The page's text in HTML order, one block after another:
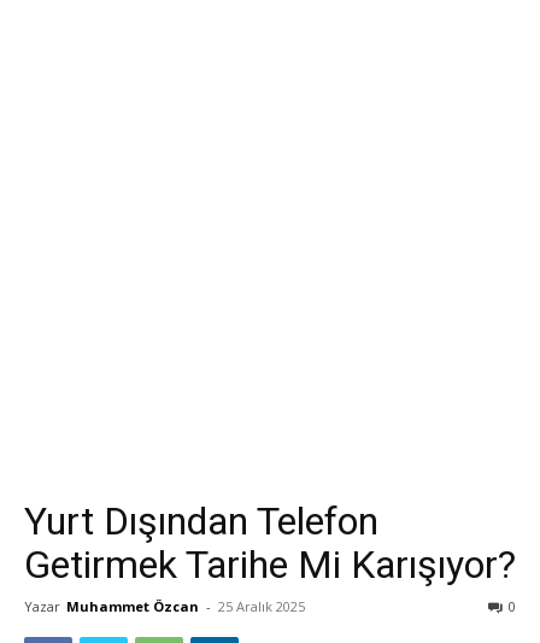
Yurt Dışından Telefon
Getirmek Tarihe Mi Karışıyor?
Yazar Muhammet Özcan - 25 Aralık 2025 0